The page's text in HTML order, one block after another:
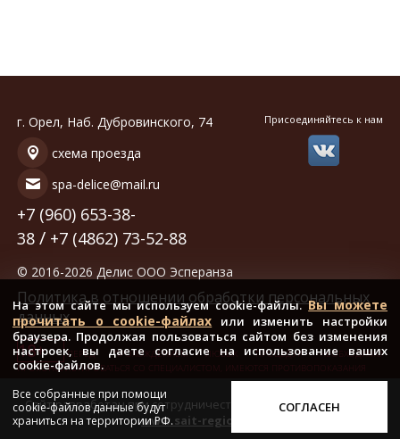
г. Орел, Наб. Дубровинского, 74
схема проезда
spa-delice@mail.ru
+7 (960) 653-38-
38 / +7 (4862) 73-52-88
Присоединяйтесь к нам
© 2016-2026 Делис ООО Эсперанза
Политика в отношении обработки персональных
данных
18+ ПЕРЕД ПРОХОЖДЕНИЕМ ЛЮБЫХ ПРОЦЕДУР НЕОБХОДИМО
ПРОКОНСУЛЬТИРОВАТЬСЯ СО СПЕЦИАЛИСТОМ, ИМЕЮТСЯ ПРОТИВОПОКАЗАНИЯ
Сайт разработан при сотрудничестве с ООО «Регион центр»
www.sait-region.ru
На этом сайте мы используем cookie-файлы.Вы можете
прочитать о cookie-файлах или изменить настройки
браузера. Продолжая пользоваться сайтом без изменения
настроек, вы даете согласие на использование ваших
cookie-файлов.
Все собранные при помощи
cookie-файлов данные будут
храниться на территории РФ.
СОГЛАСЕН